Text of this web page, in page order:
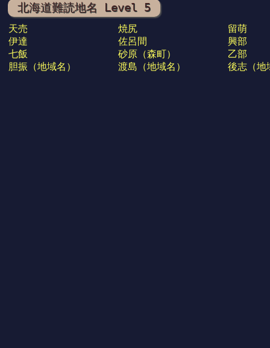
北海道難読地名 Level 5
天売 焼尻
留萌
伊達
佐呂間
興部
七飯
砂原（森町）
乙部
胆振（地域名）
渡島（地域名） 後志（地